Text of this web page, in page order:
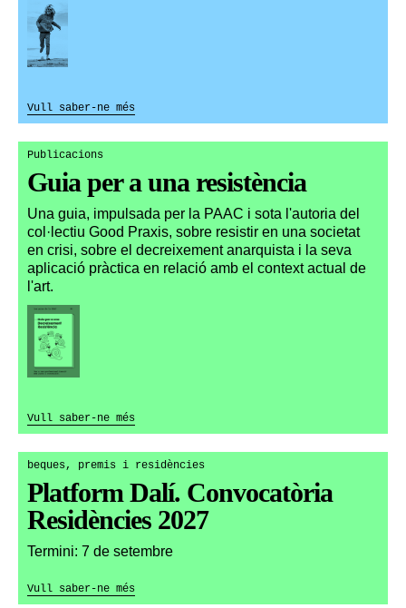
Vull saber-ne més
Publicacions
Guia per a una resistència
Una guia, impulsada per la PAAC i sota l'autoria del
col·lectiu Good Praxis, sobre resistir en una societat
en crisi, sobre el decreixement anarquista i la seva
aplicació pràctica en relació amb el context actual de
l'art.
Vull saber-ne més
beques, premis i residències
Platform Dalí. Convocatòria
Residències 2027
Termini: 7 de setembre
Vull saber-ne més